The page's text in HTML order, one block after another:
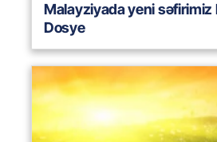
Malayziyada yeni səfirimiz
Dosye